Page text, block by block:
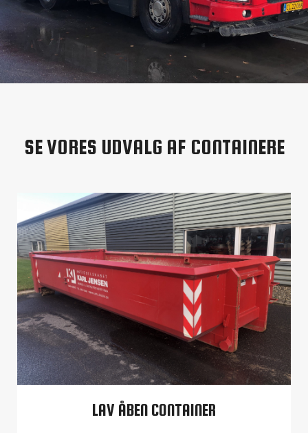
SE VORES UDVALG AF CONTAINERE
LAV ÅBEN CONTAINER